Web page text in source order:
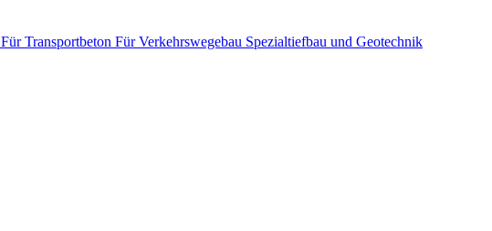
Für Transportbeton Für Verkehrswegebau Spezialtiefbau und Geotechnik